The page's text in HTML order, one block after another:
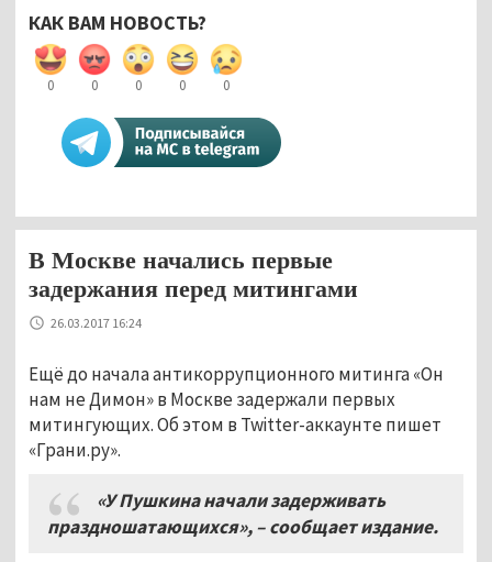
КАК ВАМ НОВОСТЬ?
0 0 0 0 0
В Москве начались первые
задержания перед митингами
26.03.2017 16:24
Ещё до начала антикоррупционного митинга «Он
нам не Димон» в Москве задержали первых
митингующих. Об этом в Twitter-аккаунте пишет
«Грани.ру».
«У Пушкина начали задерживать
праздношатающихся», – сообщает издание.